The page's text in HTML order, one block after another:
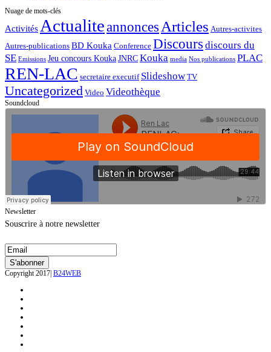
Nuage de mots-clés
Activités Actualiteannonces Articles Autres-activites
Autres-publications BD Kouka Conference Discours discours du
SE Emissions Jeu concours KoukaJNRCKouka media Nos publications PLAC
REN-LAC secretaire executif Slideshow TV
Uncategorized Video Videothèque
Soundcloud
Newsletter
Souscrire à notre newsletter
Copyright 2017| B24WEB